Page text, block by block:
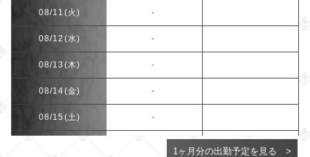
08/11(火)
08/12(水)
08/13(木)
08/14(金)
08/15(土)
1ヶ月分の出勤予定を見る >